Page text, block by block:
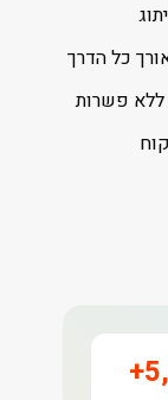
כל הדרך
ללא פשרות